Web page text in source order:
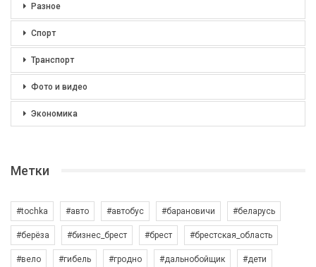
Разное
Спорт
Транспорт
Фото и видео
Экономика
Метки
#tochka #авто #автобус #барановичи #беларусь
#берёза #бизнес_брест #брест #брестская_область
#вело #гибель #гродно #дальнобойщик #дети